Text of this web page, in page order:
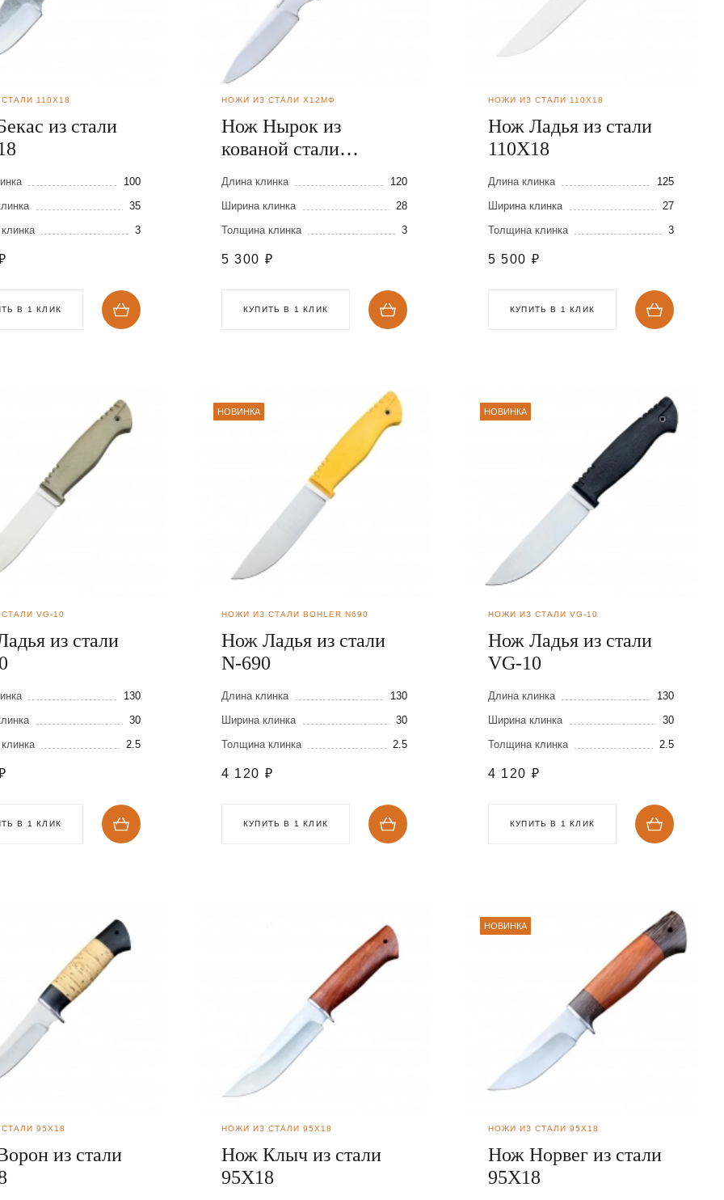
110Х18
из стали
100
35
3
В 1 КЛИК
НОЖИ ИЗ СТАЛИ Х12МФ
Нож Нырок из
кованой стали
Х12МФ
Длина клинка
120
Ширина клинка
28
Толщина клинка
3
5 300 ₽
КУПИТЬ В 1 КЛИК
НОЖИ ИЗ СТАЛИ 110Х18
Нож Ладья из стали
110Х18
Длина клинка
125
Ширина клинка
27
Толщина клинка
3
5 500 ₽
КУПИТЬ В 1 КЛИК
VG-10
из стали
130
30
2.5
В 1 КЛИК
НОВИНКА
НОЖИ ИЗ СТАЛИ BOHLER N690
Нож Ладья из стали
N-690
Длина клинка
130
Ширина клинка
30
Толщина клинка
2.5
4 120 ₽
КУПИТЬ В 1 КЛИК
НОВИНКА
НОЖИ ИЗ СТАЛИ VG-10
Нож Ладья из стали
VG-10
Длина клинка
130
Ширина клинка
30
Толщина клинка
2.5
4 120 ₽
КУПИТЬ В 1 КЛИК
95Х18
из стали
НОЖИ ИЗ СТАЛИ 95Х18
Нож Клыч из стали
95Х18
НОВИНКА
НОЖИ ИЗ СТАЛИ 95Х18
Нож Норвег из стали
95Х18